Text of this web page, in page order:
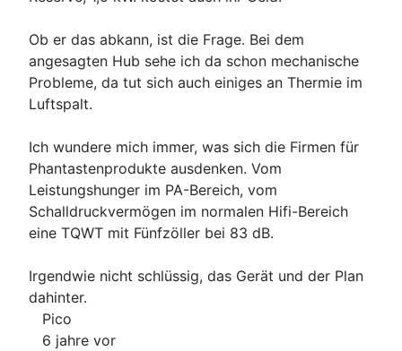
Ob er das abkann, ist die Frage. Bei dem
angesagten Hub sehe ich da schon mechanische
Probleme, da tut sich auch einiges an Thermie im
Luftspalt.
Ich wundere mich immer, was sich die Firmen für
Phantastenprodukte ausdenken. Vom
Leistungshunger im PA-Bereich, vom
Schalldruckvermögen im normalen Hifi-Bereich
eine TQWT mit Fünfzöller bei 83 dB.
Irgendwie nicht schlüssig, das Gerät und der Plan
dahinter.
Pico
6 jahre vor